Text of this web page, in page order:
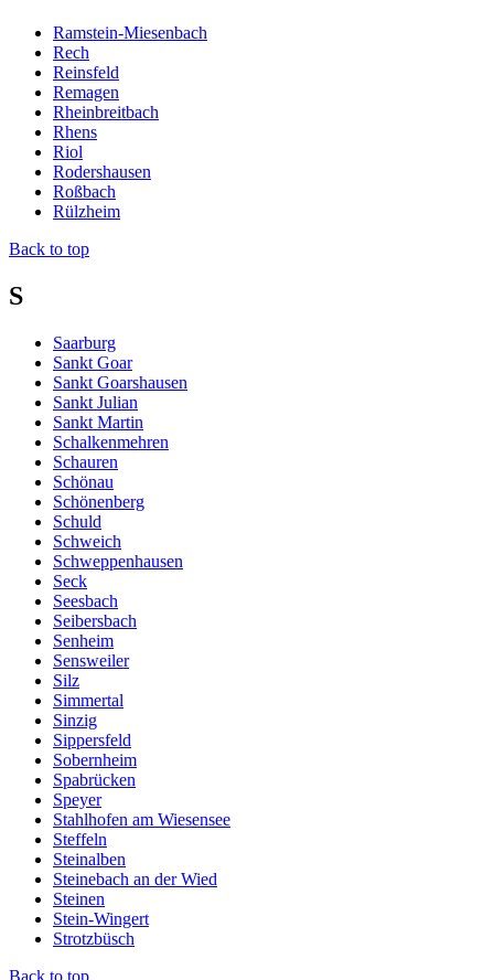
Ramstein-Miesenbach
Rech
Reinsfeld
Remagen
Rheinbreitbach
Rhens
Riol
Rodershausen
Roßbach
Rülzheim
Back to top
S
Saarburg
Sankt Goar
Sankt Goarshausen
Sankt Julian
Sankt Martin
Schalkenmehren
Schauren
Schönau
Schönenberg
Schuld
Schweich
Schweppenhausen
Seck
Seesbach
Seibersbach
Senheim
Sensweiler
Silz
Simmertal
Sinzig
Sippersfeld
Sobernheim
Spabrücken
Speyer
Stahlhofen am Wiesensee
Steffeln
Steinalben
Steinebach an der Wied
Steinen
Stein-Wingert
Strotzbüsch
Back to top